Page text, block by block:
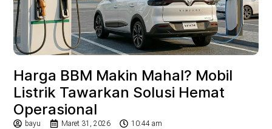
Harga BBM Makin Mahal? Mobil
Listrik Tawarkan Solusi Hemat
Operasional
bayu Maret 31, 2026 10:44 am